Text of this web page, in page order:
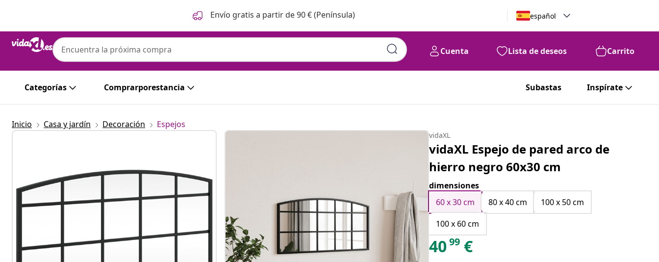
Envío gratis a partir de 90 € (Península) español
Cuenta Lista de deseos Carrito
Categorías Comprarporestancia Subastas Inspírate
Inicio Casa y jardín Decoración Espejos
vidaXL
vidaXL Espejo de pared arco de
hierro negro 60x30 cm
dimensiones
60 x 30 cm
80 x 40 cm
100 x 50 cm
100 x 60 cm
4099 €